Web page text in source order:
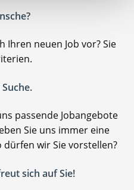
Ihren neuen Job vor? Sie
passende Jobangebote
Sie uns immer eine
dürfen wir Sie vorstellen?
sich auf Sie!